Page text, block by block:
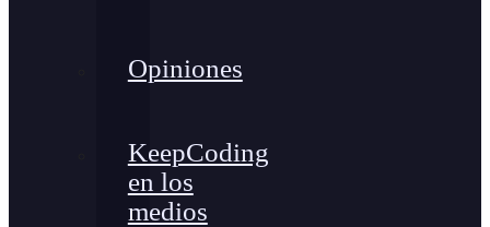
Opiniones
KeepCoding
en los
medios